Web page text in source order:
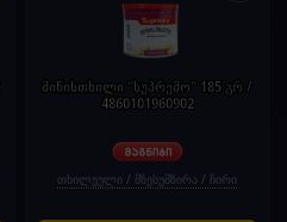
მიწისთხილი "სუპრემო" 185 გრ /
4860101960902
თხილეული / მზესუმზირა / ჩირი